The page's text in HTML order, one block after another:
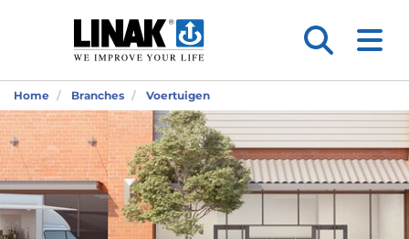
Home Branches Voertuigen